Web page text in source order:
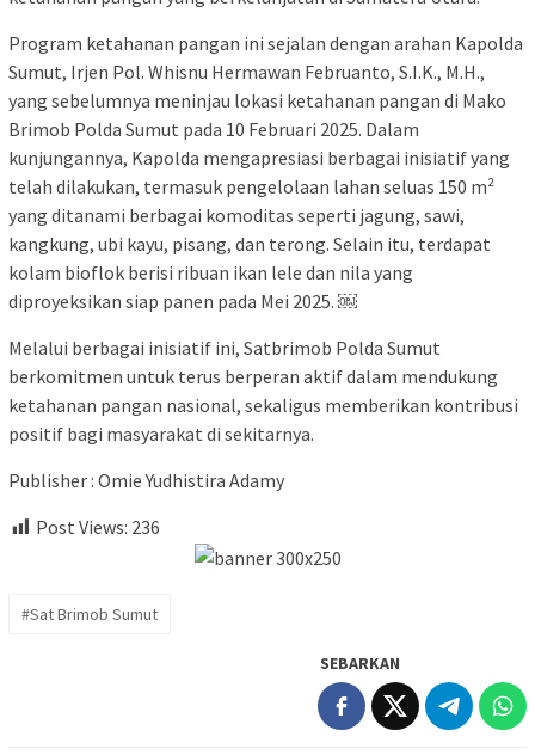
Program ketahanan pangan ini sejalan dengan arahan Kapolda
Sumut, Irjen Pol. Whisnu Hermawan Februanto, S.I.K., M.H.,
yang sebelumnya meninjau lokasi ketahanan pangan di Mako
Brimob Polda Sumut pada 10 Februari 2025. Dalam
kunjungannya, Kapolda mengapresiasi berbagai inisiatif yang
telah dilakukan, termasuk pengelolaan lahan seluas 150 m²
yang ditanami berbagai komoditas seperti jagung, sawi,
kangkung, ubi kayu, pisang, dan terong. Selain itu, terdapat
kolam bioflok berisi ribuan ikan lele dan nila yang
diproyeksikan siap panen pada Mei 2025. ￼
Melalui berbagai inisiatif ini, Satbrimob Polda Sumut
berkomitmen untuk terus berperan aktif dalam mendukung
ketahanan pangan nasional, sekaligus memberikan kontribusi
positif bagi masyarakat di sekitarnya.
Publisher : Omie Yudhistira Adamy
Post Views: 236
#Sat Brimob Sumut
SEBARKAN